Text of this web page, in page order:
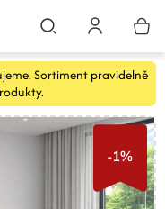
Sortiment pravidelně
-1%